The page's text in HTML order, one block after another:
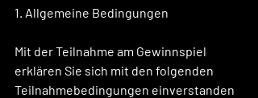
1. Allgemeine Bedingungen
Mit der Teilnahme am Gewinnspiel
erklären Sie sich mit den folgenden
Teilnahmebedingungen einverstanden